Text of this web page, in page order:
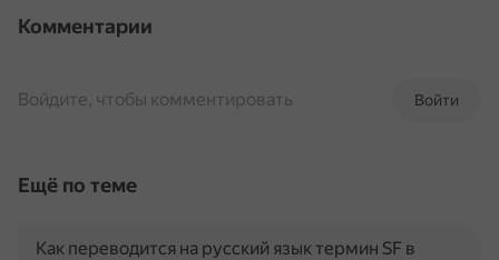
Комментарии
Войти
Войдите, чтобы комментировать
Ещё по теме
Как переводится на русский язык термин SF в